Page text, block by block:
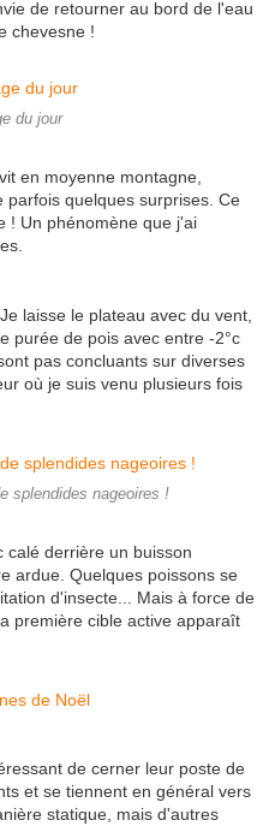
de retourner au bord de l'eau
chevesne !
du jour
en moyenne montagne,
quelques surprises. Ce
! Un phénomène que j'ai
laisse le plateau avec du vent,
purée de pois avec entre -2°c
pas concluants sur diverses
où je suis venu plusieurs fois
splendides nageoires !
calé derrière un buisson
ardue. Quelques poissons se
d'insecte... Mais à force de
première cible active apparaît
de cerner leur poste de
et se tiennent en général vers
statique, mais d'autres